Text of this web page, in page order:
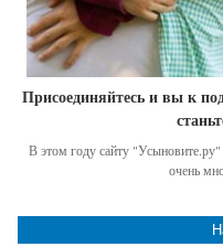
Присоединяйтесь и вы к
В этом году сайту
очень